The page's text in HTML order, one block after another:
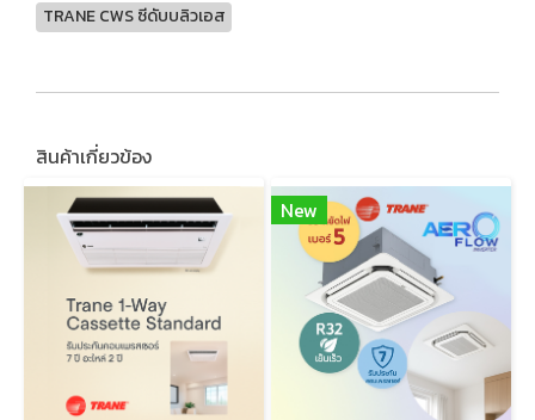
TRANE CWS ซีดับบลิวเอส
สินค้าเกี่ยวข้อง
New